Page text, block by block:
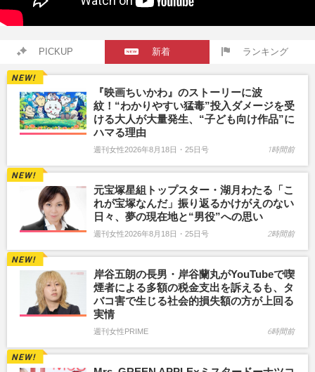
PICKUP 新着 ランキング
『映画ちいかわ』のストーリーに波
紋！“わかりやすい猛毒”投入ダメージを受
ける大人が大量発生、“子ども向け作品”に
ハマる理由
週刊女性2026年8月18日・25日号 1時間前
元宝塚星組トップスター・湖月わたる「こ
れが宝塚なんだ」振り返るかけがえのない
日々、夢の現在地と“男役”への思い
週刊女性2026年8月18日・25日号 2時間前
岸谷五朗の長男・岸谷蘭丸がYouTubeで喫
煙者による多額の税金支出を訴えるも、タ
バコ害で生じる社会的損失額の方が上回る
実情
週刊女性PRIME 6時間前